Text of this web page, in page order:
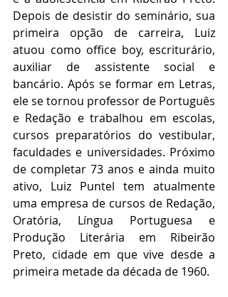
Depois de desistir do seminário, sua
primeira opção de carreira, Luiz
atuou como office boy, escriturário,
auxiliar de assistente social e
bancário. Após se formar em Letras,
ele se tornou professor de Português
e Redação e trabalhou em escolas,
cursos preparatórios do vestibular,
faculdades e universidades. Próximo
de completar 73 anos e ainda muito
ativo, Luiz Puntel tem atualmente
uma empresa de cursos de Redação,
Oratória, Língua Portuguesa e
Produção Literária em Ribeirão
Preto, cidade em que vive desde a
primeira metade da década de 1960.